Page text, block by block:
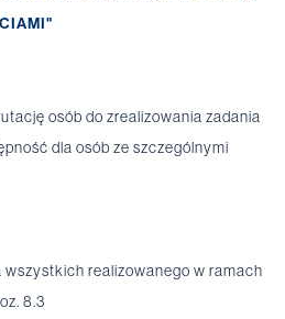
osób do zrealizowania zadania
dla osób ze szczególnymi
wszystkich realizowanego w ramach
8.3